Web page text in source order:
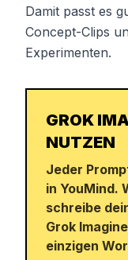
Damit passt es
Concept-Clips
Experimenten.
GROK
NUTZEN
Jeder
in YouMind.
schreibe
Grok
einzigen